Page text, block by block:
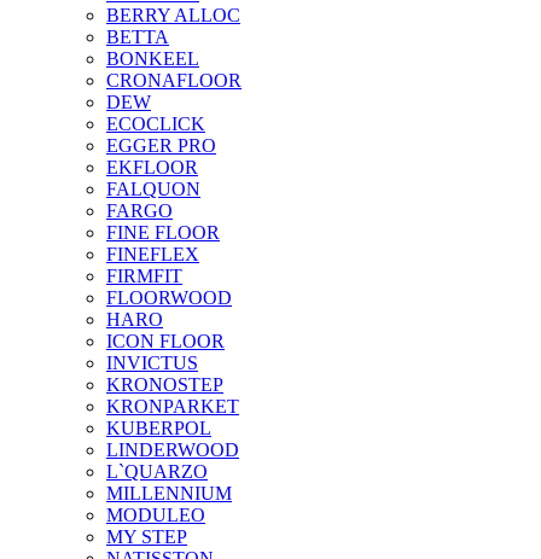
BERRY ALLOC
BETTA
BONKEEL
CRONAFLOOR
DEW
ECOCLICK
EGGER PRO
EKFLOOR
FALQUON
FARGO
FINE FLOOR
FINEFLEX
FIRMFIT
FLOORWOOD
HARO
ICON FLOOR
INVICTUS
KRONOSTEP
KRONPARKET
KUBERPOL
LINDERWOOD
L`QUARZO
MILLENNIUM
MODULEO
MY STEP